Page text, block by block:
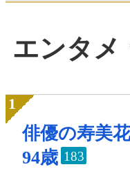
エンタメ
俳優の寿美
94歳 183